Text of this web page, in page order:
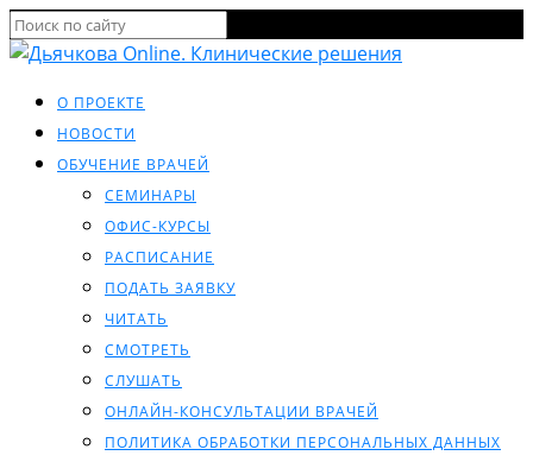
О ПРОЕКТЕ
НОВОСТИ
ОБУЧЕНИЕ ВРАЧЕЙ
СЕМИНАРЫ
ОФИС-КУРСЫ
РАСПИСАНИЕ
ПОДАТЬ ЗАЯВКУ
ЧИТАТЬ
СМОТРЕТЬ
СЛУШАТЬ
ОНЛАЙН-КОНСУЛЬТАЦИИ ВРАЧЕЙ
ПОЛИТИКА ОБРАБОТКИ ПЕРСОНАЛЬНЫХ ДАННЫХ